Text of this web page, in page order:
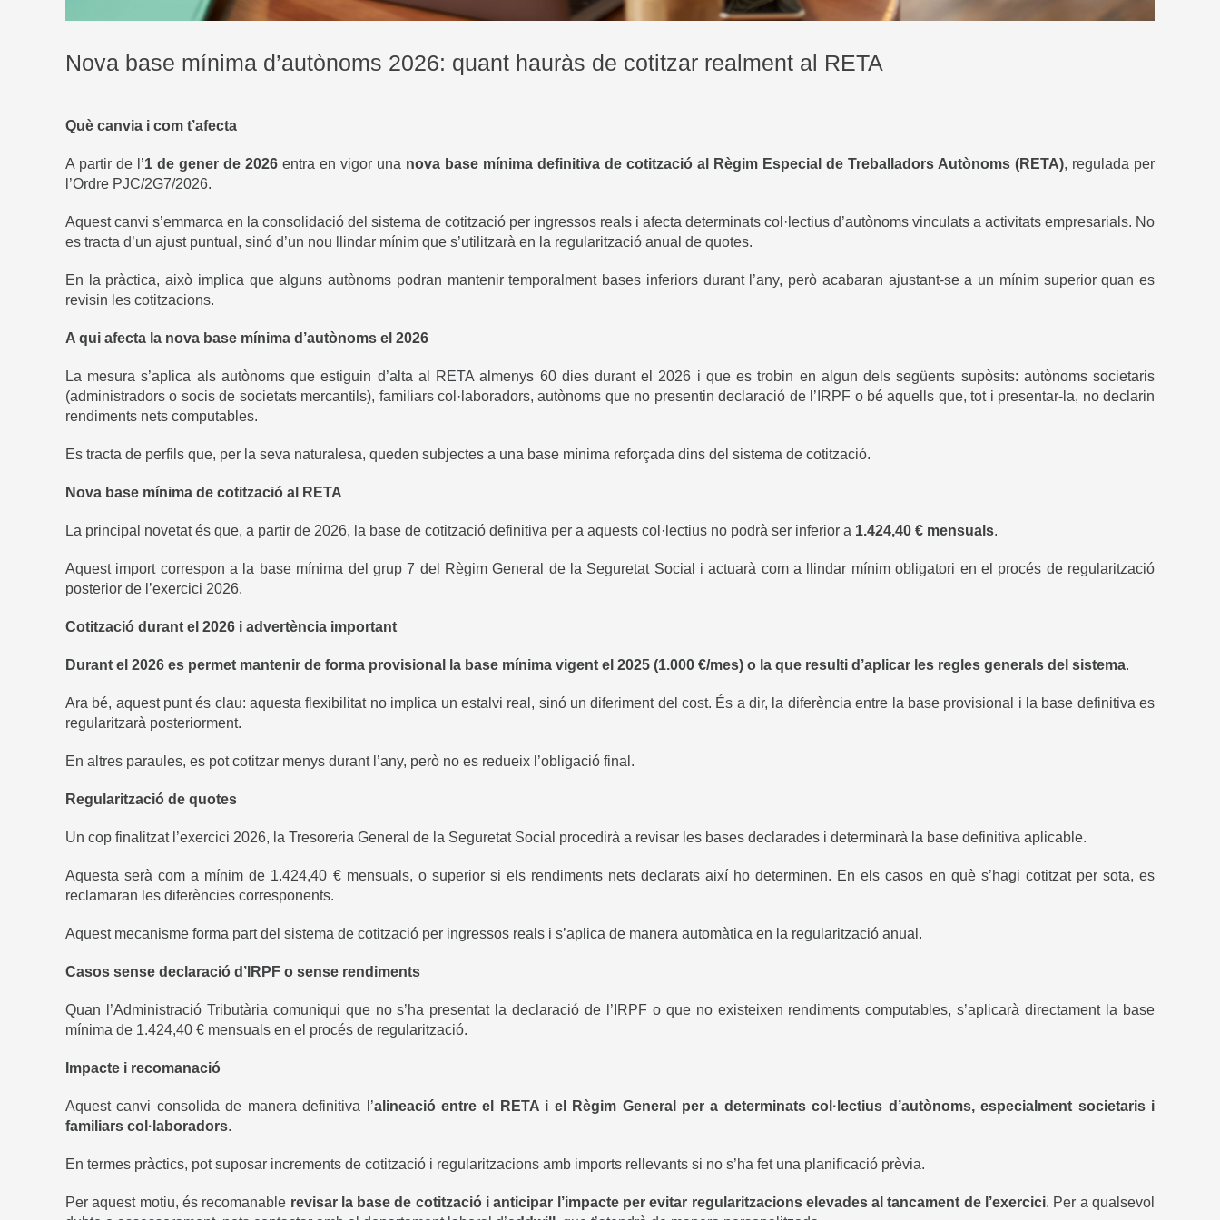
Nova base mínima d’autònoms 2026: quant hauràs de cotitzar realment al RETA
Què canvia i com t’afecta
A partir de l’1 de gener de 2026 entra en vigor una nova base mínima definitiva de cotització al Règim Especial de Treballadors Autònoms (RETA), regulada per
l’Ordre PJC/2G7/2026.
Aquest canvi s’emmarca en la consolidació del sistema de cotització per ingressos reals i afecta determinats col·lectius d’autònoms vinculats a activitats empresarials. No
es tracta d’un ajust puntual, sinó d’un nou llindar mínim que s’utilitzarà en la regularització anual de quotes.
En la pràctica, això implica que alguns autònoms podran mantenir temporalment bases inferiors durant l’any, però acabaran ajustant-se a un mínim superior quan es
revisin les cotitzacions.
A qui afecta la nova base mínima d’autònoms el 2026
La mesura s’aplica als autònoms que estiguin d’alta al RETA almenys 60 dies durant el 2026 i que es trobin en algun dels següents supòsits: autònoms societaris
(administradors o socis de societats mercantils), familiars col·laboradors, autònoms que no presentin declaració de l’IRPF o bé aquells que, tot i presentar-la, no declarin
rendiments nets computables.
Es tracta de perfils que, per la seva naturalesa, queden subjectes a una base mínima reforçada dins del sistema de cotització.
Nova base mínima de cotització al RETA
La principal novetat és que, a partir de 2026, la base de cotització definitiva per a aquests col·lectius no podrà ser inferior a 1.424,40 € mensuals.
Aquest import correspon a la base mínima del grup 7 del Règim General de la Seguretat Social i actuarà com a llindar mínim obligatori en el procés de regularització
posterior de l’exercici 2026.
Cotització durant el 2026 i advertència important
Durant el 2026 es permet mantenir de forma provisional la base mínima vigent el 2025 (1.000 €/mes) o la que resulti d’aplicar les regles generals del sistema.
Ara bé, aquest punt és clau: aquesta flexibilitat no implica un estalvi real, sinó un diferiment del cost. És a dir, la diferència entre la base provisional i la base definitiva es
regularitzarà posteriorment.
En altres paraules, es pot cotitzar menys durant l’any, però no es redueix l’obligació final.
Regularització de quotes
Un cop finalitzat l’exercici 2026, la Tresoreria General de la Seguretat Social procedirà a revisar les bases declarades i determinarà la base definitiva aplicable.
Aquesta serà com a mínim de 1.424,40 € mensuals, o superior si els rendiments nets declarats així ho determinen. En els casos en què s’hagi cotitzat per sota, es
reclamaran les diferències corresponents.
Aquest mecanisme forma part del sistema de cotització per ingressos reals i s’aplica de manera automàtica en la regularització anual.
Casos sense declaració d’IRPF o sense rendiments
Quan l’Administració Tributària comuniqui que no s’ha presentat la declaració de l’IRPF o que no existeixen rendiments computables, s’aplicarà directament la base
mínima de 1.424,40 € mensuals en el procés de regularització.
Impacte i recomanació
Aquest canvi consolida de manera definitiva l’alineació entre el RETA i el Règim General per a determinats col·lectius d’autònoms, especialment societaris i
familiars col·laboradors.
En termes pràctics, pot suposar increments de cotització i regularitzacions amb imports rellevants si no s’ha fet una planificació prèvia.
Per aquest motiu, és recomanable revisar la base de cotització i anticipar l’impacte per evitar regularitzacions elevades al tancament de l’exercici. Per a qualsevol